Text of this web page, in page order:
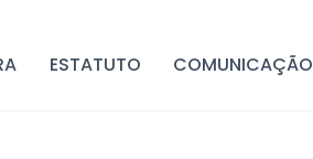
ESTATUTO COMUNICAÇÃO